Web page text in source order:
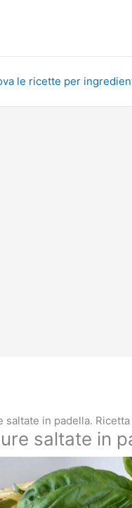
le ricette per
saltate in padella.
saltate in